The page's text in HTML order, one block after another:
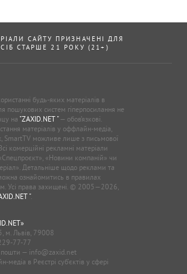
САЙТУ ПРИЗНАЧЕНІ ДЛЯ
СТАРШЕ 21 РОКУ (21+)
будь-яких матеріалів в
пошукових систем гіперпосилання не
на "ZAXID.NET "— обов’язкові.
матеріалів у оффлайн-медіа,
SmartTV можливе лише з письмової
комерційні рекламні матеріали
«Новини компаній» чи
Детальніше щодо реклами та
ознайомитись в правилах
Усі права захищені. © 2005—2026,
".
м. Львів, 79008
77-77
пошти — info@zaxid.net
медіа в Реєстрі суб'єктів у сфері